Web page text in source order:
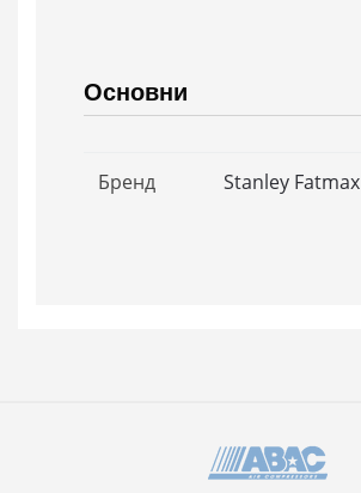
Основни
Бренд Stanley Fatmax